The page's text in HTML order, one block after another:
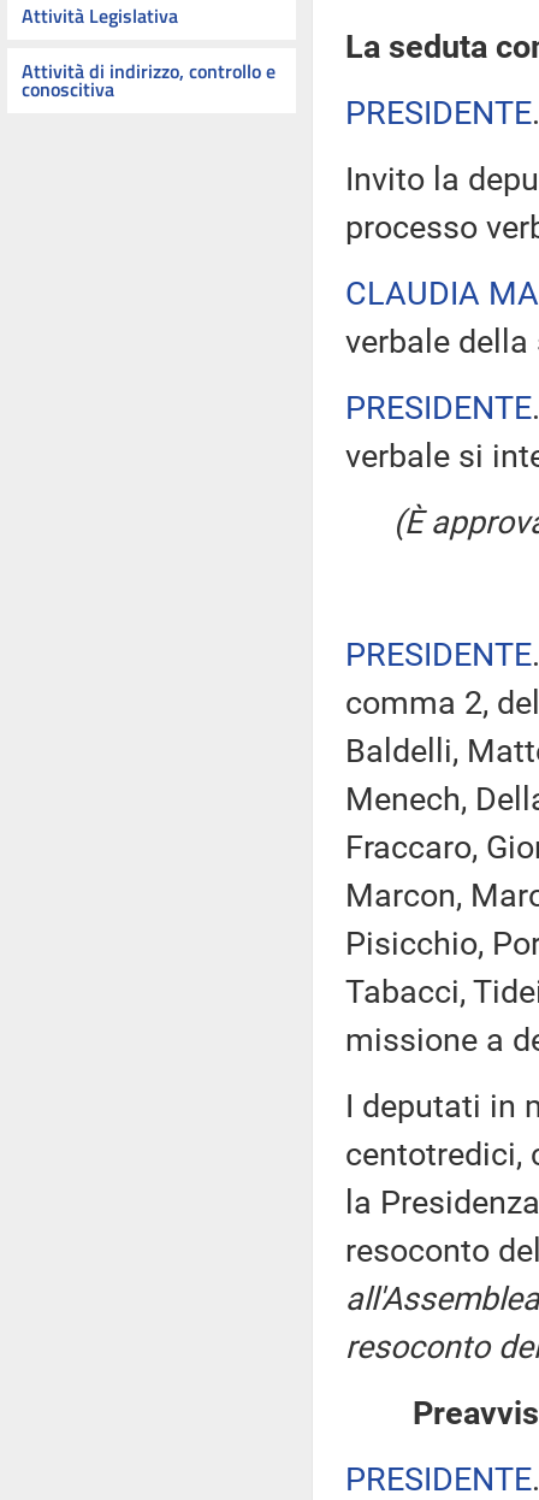
Attività Legislativa
Attività di indirizzo, controllo e
conoscitiva
La seduta
PRESIDENTE
Invito la
processo
CLAUDIA
verbale
PRESIDENTE
verbale si
(È
PRESIDENTE
comma 2,
Baldelli,
Menech,
Fraccaro,
Marcon,
Pisicchio,
Tabacci,
missione a
I deputati in
centotredici,
la
resoconto
resoconto
PRESIDENTE